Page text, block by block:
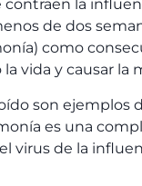
contraen la
de dos
como
vida y causar la
son ejemplos
es una
virus de la